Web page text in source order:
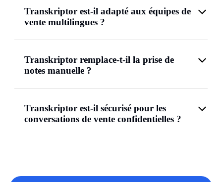
Transkriptor est-il adapté aux équipes de
vente multilingues ?
Transkriptor remplace-t-il la prise de
notes manuelle ?
Transkriptor est-il sécurisé pour les
conversations de vente confidentielles ?